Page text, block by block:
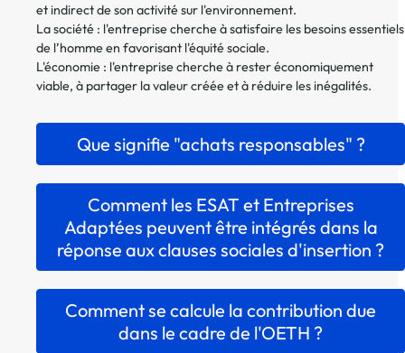
et indirect de son activité sur l'environnement.
La société : l'entreprise cherche à satisfaire les besoins essentiels
de l’homme en favorisant l'équité sociale.
L'économie : l'entreprise cherche à rester économiquement
viable, à partager la valeur créée et à réduire les inégalités.
Que signifie "achats responsables" ?
Comment les ESAT et Entreprises
Adaptées peuvent être intégrés dans la
réponse aux clauses sociales d'insertion ?
Comment se calcule la contribution due
dans le cadre de l'OETH ?